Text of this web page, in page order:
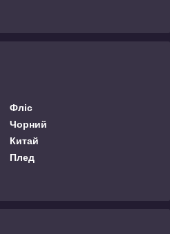
Фліс
Чорний
Китай
Плед